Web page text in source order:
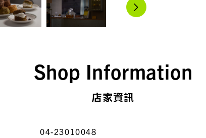
Shop Information
店家資訊
04-23010048